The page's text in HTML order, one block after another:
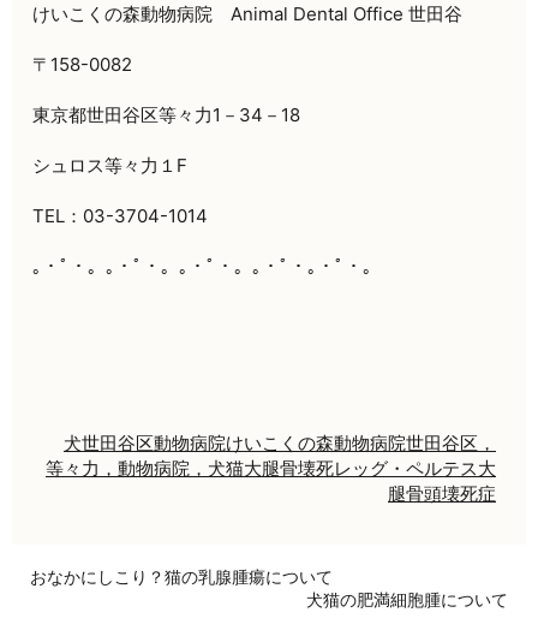
けいこくの森動物病院 Animal Dental Office 世田谷
〒 158-0082
東京都世田谷区等々力1 － 34 － 18
シュロス等々力１ F
TEL ： 03-3704-1014
｡・ﾟ・。｡・ﾟ・。｡・ﾟ・。｡・ﾟ・｡・ﾟ・。
犬世田谷区動物病院けいこくの森動物病院世田谷区，
等々力，動物病院，犬猫大腿骨壊死レッグ・ペルテス大
腿骨頭壊死症
おなかにしこり？猫の乳腺腫瘍について
犬猫の肥満細胞腫について